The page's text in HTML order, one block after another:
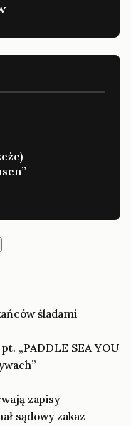
śladami
„PADDLE SEA YOU
zapisy
sądowy zakaz